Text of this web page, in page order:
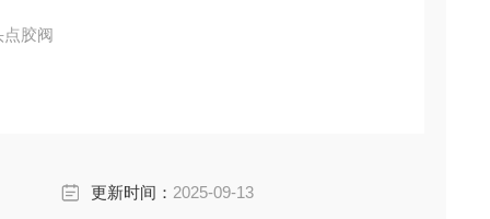
胶阀
和点胶时间来确定，出胶量可通过调节针阀顶端的旋
更新时间： 2025-09-13